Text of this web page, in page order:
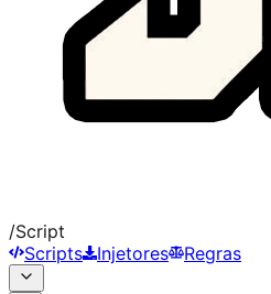
/Script
Scripts
Injetores Regras